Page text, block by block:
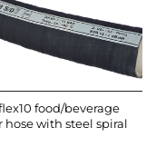
food/beverage
hose with steel spiral